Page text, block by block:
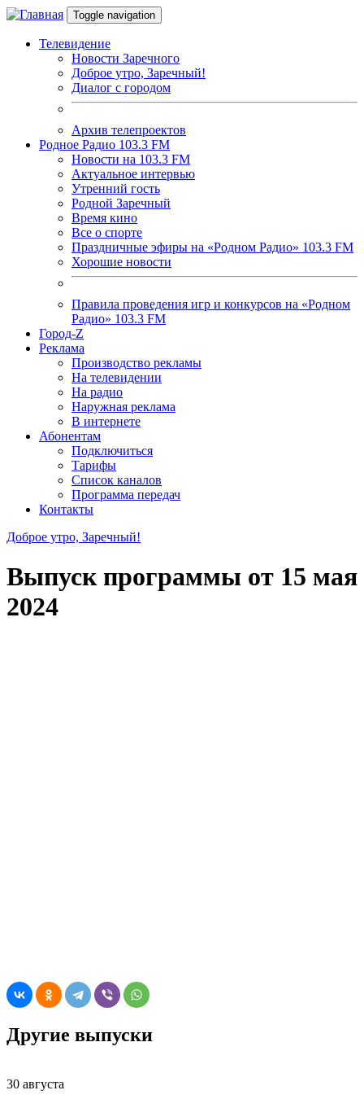
Перейти к основному содержанию
Toggle navigation
Телевидение
Новости Заречного
Доброе утро, Заречный!
Диалог с городом
Архив телепроектов
Родное Радио 103.3 FM
Новости на 103.3 FM
Актуальное интервью
Утренний гость
Родной Заречный
Время кино
Все о спорте
Праздничные эфиры на «Родном Радио» 103.3 FM
Хорошие новости
Правила проведения игр и конкурсов на «Родном
Радио» 103.3 FM
Город-Z
Реклама
Производство рекламы
На телевидении
На радио
Наружная реклама
В интернете
Абонентам
Подключиться
Тарифы
Список каналов
Программа передач
Контакты
Доброе утро, Заречный!
Выпуск программы от 15 мая
2024
Другие выпуски
30 августа